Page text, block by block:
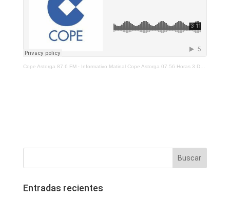
Cope Astorga 87.6 FM· Informativo Matinal Cope Astorga 07.56 Horas 3 De Febrero 2022
Entradas recientes